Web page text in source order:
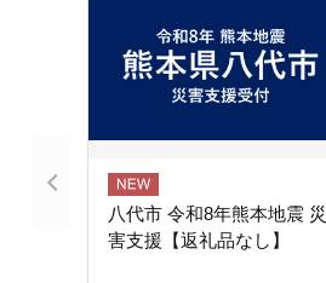
八代市 令和8年熊本地震 災
害支援【返礼品なし】